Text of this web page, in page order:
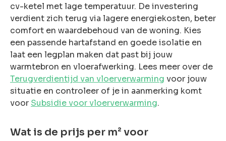
cv-ketel met lage temperatuur. De investering
verdient zich terug via lagere energiekosten, beter
comfort en waardebehoud van de woning. Kies
een passende hartafstand en goede isolatie en
laat een legplan maken dat past bij jouw
warmtebron en vloerafwerking. Lees meer over de
Terugverdientijd van vloerverwarming voor jouw
situatie en controleer of je in aanmerking komt
voor Subsidie voor vloerverwarming.
Wat is de prijs per m² voor